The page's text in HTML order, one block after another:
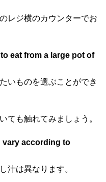
レジ横のカウンターでお
eat from a large pot of
いものを選ぶことができ
ても触れてみましょう。
vary according to
汁は異なります。